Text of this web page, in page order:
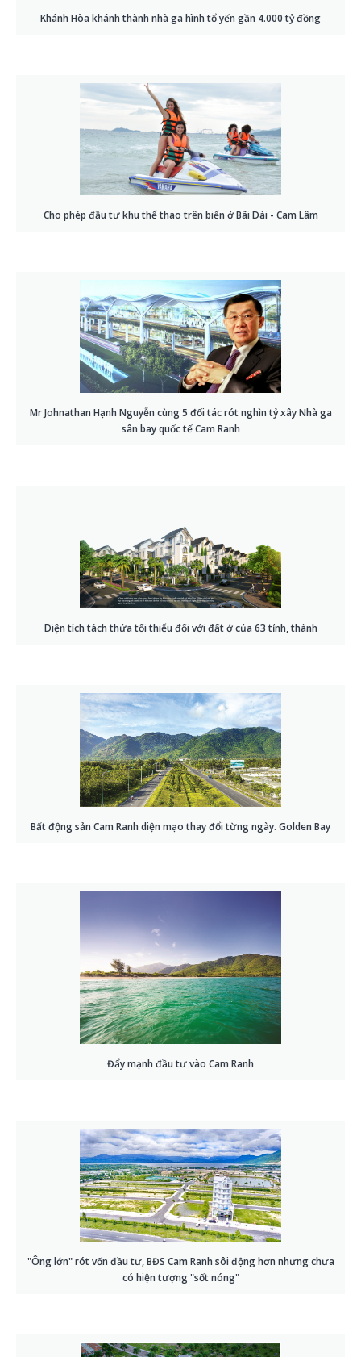
Khánh Hòa khánh thành nhà ga hình tổ yến gần 4.000 tỷ đồng
Cho phép đầu tư khu thể thao trên biển ở Bãi Dài - Cam Lâm
Mr Johnathan Hạnh Nguyễn cùng 5 đối tác rót nghìn tỷ xây Nhà ga
sân bay quốc tế Cam Ranh
Diện tích tách thửa tối thiểu đối với đất ở của 63 tỉnh, thành
Bất động sản Cam Ranh diện mạo thay đổi từng ngày. Golden Bay
Đẩy mạnh đầu tư vào Cam Ranh
"Ông lớn" rót vốn đầu tư, BĐS Cam Ranh sôi động hơn nhưng chưa
có hiện tượng "sốt nóng"